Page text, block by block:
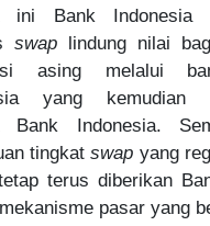
ini Bank Indonesia
swap lindung nilai
asing melalui
yang kemudian
Bank Indonesia.
tingkatswap yang
terus diberikan
pasar yang